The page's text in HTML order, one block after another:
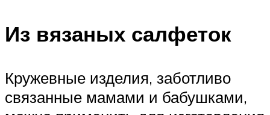
Из вязаных салфеток
Кружевные изделия, заботливо
связанные мамами и бабушками,